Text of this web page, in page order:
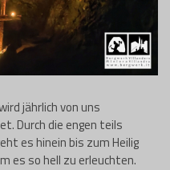
jährlich von uns
Durch die engen teils
es hinein bis zum Heilig
es so hell zu erleuchten.